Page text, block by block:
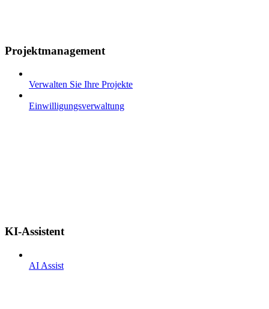
Projektmanagement
Verwalten Sie Ihre Projekte
Einwilligungsverwaltung
KI-Assistent
AI Assist